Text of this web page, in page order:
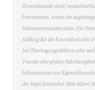
Firmenkontakt oben)
Pressetextes, sowie der
Informationsmaterialien. Die
Haftung für die Korrektheit oder
bei Übertragungsfehlern oder
Vorsatz oder grober
Informationen zur
der Regel kostenfrei. Bitte klären